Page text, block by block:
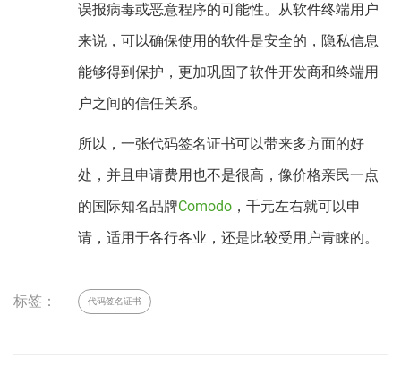
误报病毒或恶意程序的可能性。从软件终端用户
来说，可以确保使用的软件是安全的，隐私信息
能够得到保护，更加巩固了软件开发商和终端用
户之间的信任关系。
所以，一张代码签名证书可以带来多方面的好
处，并且申请费用也不是很高，像价格亲民一点
的国际知名品牌Comodo ，千元左右就可以申
请，适用于各行各业，还是比较受用户青睐的。
标签： 代码签名证书